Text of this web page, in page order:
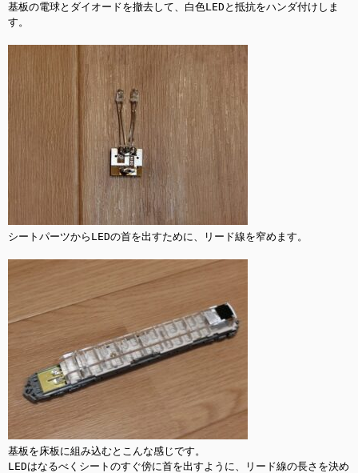
基板の電球とダイオードを撤去して、白色LEDと抵抗をハンダ付けしま
す。
シートパーツからLEDの首を出すために、リード線を窄めます。
基板を床板に組み込むとこんな感じです。
LEDはなるべくシートのすぐ傍に首を出すように、リード線の長さを決め